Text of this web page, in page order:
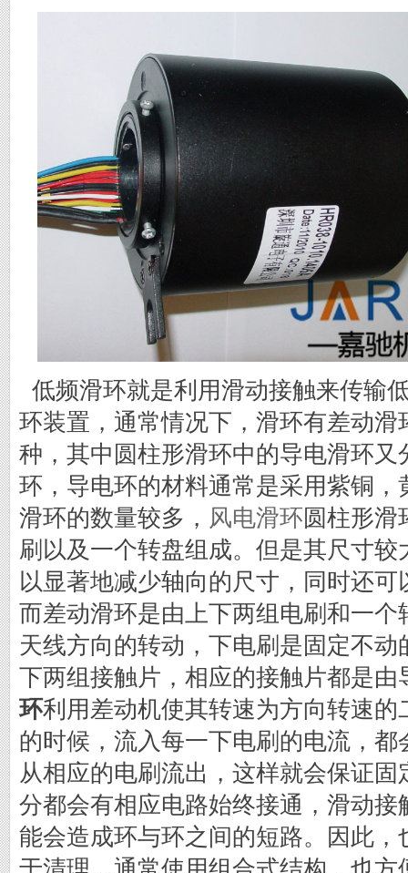
低频滑环就是利用滑动接触来传输
环装置，通常情况下，滑环有差动滑
种，其中圆柱形滑环中的导电滑环又
环，导电环的材料通常是采用紫铜，
滑环的数量较多， 风电滑环 圆柱形滑
刷以及一个转盘组成。但是其尺寸
以显著地减少轴向的尺寸，同时还
而差动滑环是由上下两组电刷和一个
天线方向的转动，下电刷是固定不
下两组接触片，相应的接触片都是由
环利用差动机使其转速为方向转速的
的时候，流入每一下电刷的电流，
从相应的电刷流出，这样就会保证
分都会有相应电路始终接通，滑动接
能会造成环与环之间的短路。因此，